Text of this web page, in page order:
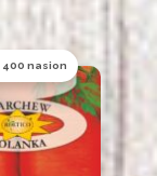
400 nasion